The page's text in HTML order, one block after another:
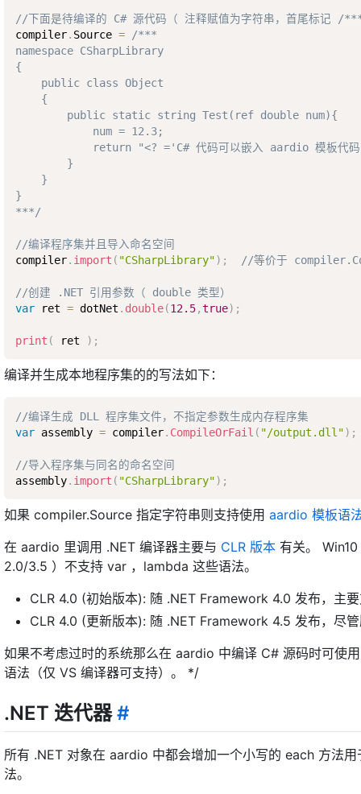
//下面是待编译的 C# 源代码（ 注释赋值为字符串，首尾标记
/
compiler. Source =
/***
namespace CSharpLibrary
{
    public class Object
    {
        public static string Test(ref double num){
            num = 12.3;
return "<? ='C# 代码可以嵌入 aardio 模板代
        }
    }
}
***/
//编译程序集并且导入命名空间
compiler. import ( "CSharpLibrary") ; //等价于
//创建 .NET 引用参数（ double 类型）
var ret = dotNet . double(12.5,true) ;
print ( ret ) ;
编译并生成本地程序集的的写法如下：
//编译生成 DLL 程序集文件，不指定参数生成内存程序集
var assembly = compiler. CompileOrFail ( "/output.dll") ;
//导入程序集与同名的命名空间
assembly. import ( "CSharpLibrary") ;
如果 compiler.Source 指定字符串则支持使用 aardio 模板语
在 aardio 里调用 .NET 编译器主要与 CLR 版本 有关。
2.0/3.5 ）不支持 var ，lambda 这些语法。
CLR 4.0 (初始版本): 随 .NET Framework 4.0 发布，主
CLR 4.0 (更新版本): 随 .NET Framework 4.5 发布，尽
如果不考虑过时的系统那么在 aardio 中编译 C# 源码时可使
语法（仅 VS 编译器可支持）。 */
.NET 迭代器#
所有 .NET 对象在 aardio 中都会增加一个小写的 each 方法
法。